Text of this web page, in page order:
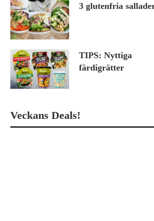
3 glutenfria
TIPS: Nyttiga
färdigrätter
Veckans Deals!